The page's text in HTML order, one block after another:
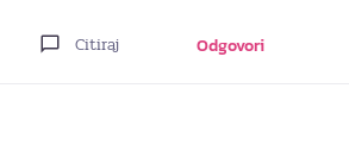
Citiraj Odgovori